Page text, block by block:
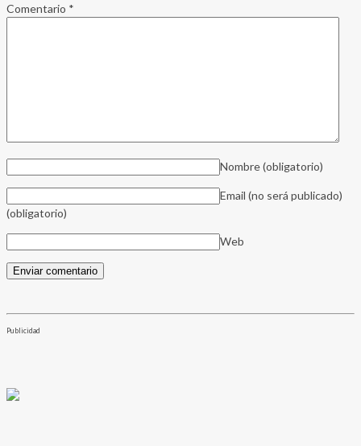
Comentario *
Nombre(obligatorio)
Email (no será publicado)
(obligatorio)
Web
Publicidad